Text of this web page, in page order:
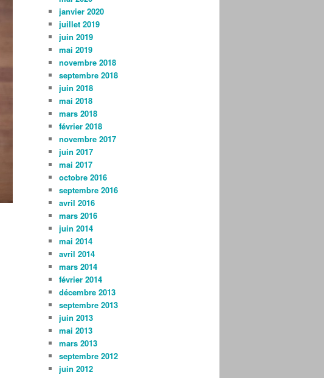
janvier 2020
juillet 2019
juin 2019
mai 2019
novembre 2018
septembre 2018
juin 2018
mai 2018
mars 2018
février 2018
novembre 2017
juin 2017
mai 2017
octobre 2016
septembre 2016
avril 2016
mars 2016
juin 2014
mai 2014
avril 2014
mars 2014
février 2014
décembre 2013
septembre 2013
juin 2013
mai 2013
mars 2013
septembre 2012
juin 2012